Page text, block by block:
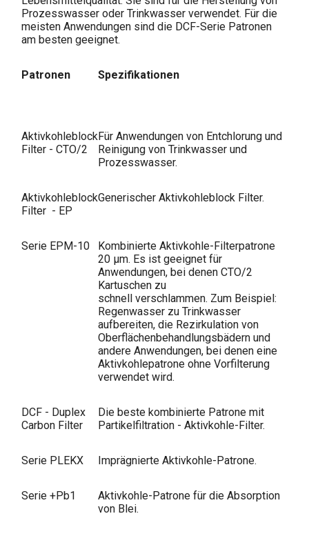
Prozesswasser oder Trinkwasser verwendet. Für die
meisten Anwendungen sind die DCF-Serie Patronen
am besten geeignet.
PatronenSpezifikationen
Aktivkohleblock
Filter - CTO/2
Für Anwendungen von Entchlorung und
Reinigung von Trinkwasser und
Prozesswasser.
Aktivkohleblock
Filter - EP
Generischer Aktivkohleblock Filter.
Serie EPM-10
Kombinierte Aktivkohle-Filterpatrone
20 µm. Es ist geeignet für
Anwendungen, bei denen CTO/2
Kartuschen zu
schnell verschlammen. Zum Beispiel:
Regenwasser zu Trinkwasser
aufbereiten, die Rezirkulation von
Oberflächenbehandlungsbädern und
andere Anwendungen, bei denen eine
Aktivkohlepatrone ohne Vorfilterung
verwendet wird.
DCF - Duplex
Carbon Filter
Die beste kombinierte Patrone mit
Partikelfiltration - Aktivkohle-Filter.
Serie PLEKX Imprägnierte Aktivkohle-Patrone.
Serie +Pb1
Aktivkohle-Patrone für die Absorption
von Blei.